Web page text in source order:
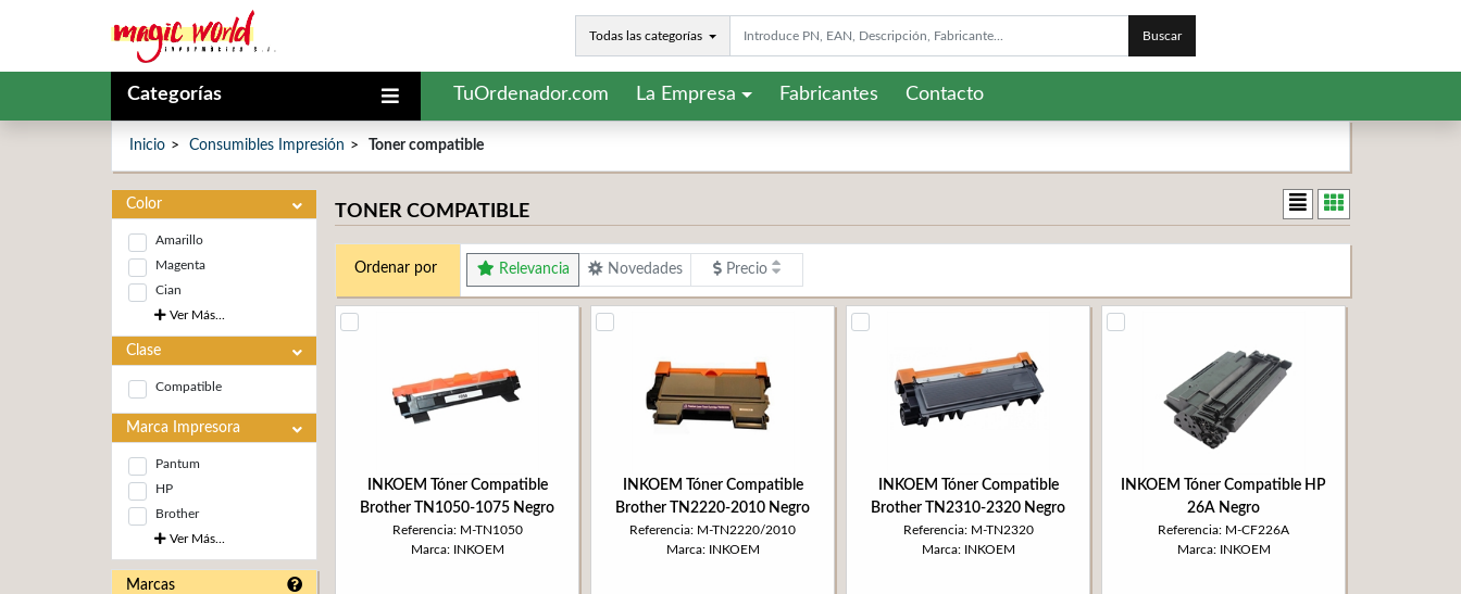
Todas las categorías Buscar
Categorías TuOrdenador.com La Empresa Fabricantes Contacto
Inicio Consumibles Impresión Toner compatible
Color
Amarillo
Magenta
Cian
Ver Más...
Clase
Compatible
Marca Impresora
Pantum
HP
Brother
Ver Más...
Marcas
TONER COMPATIBLE
Ordenar por Relevancia Novedades Precio
INKOEM Tóner Compatible
Brother TN1050-1075 Negro
Referencia: M-TN1050
Marca: INKOEM
INKOEM Tóner Compatible
Brother TN2220-2010 Negro
Referencia: M-TN2220/2010
Marca: INKOEM
INKOEM Tóner Compatible
Brother TN2310-2320 Negro
Referencia: M-TN2320
Marca: INKOEM
INKOEM Tóner Compatible HP
26A Negro
Referencia: M-CF226A
Marca: INKOEM